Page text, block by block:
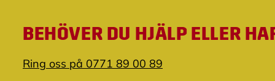
BEHÖVER DU HJÄLP ELLER
Ring oss på 0771 89 00 89